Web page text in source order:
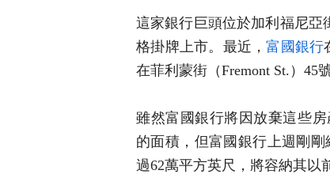
這家銀行巨頭位於加利福尼亞
格掛牌上市。最近，富國銀行
在菲利蒙街（Fremont St.）45
雖然富國銀行將因放棄這些房
的面積，但富國銀行上週剛剛
過62萬平方英尺，將容納其以